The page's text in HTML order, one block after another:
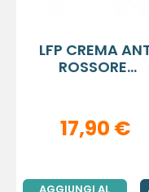
LFP CREMA
ROSSORE...
17,90 €